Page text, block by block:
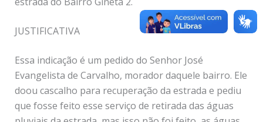
JUSTIFICATIVA
Essa indicação é um pedido do Senhor José
Evangelista de Carvalho, morador daquele bairro. Ele
doou cascalho para recuperação da estrada e pediu
que fosse feito esse serviço de retirada das águas